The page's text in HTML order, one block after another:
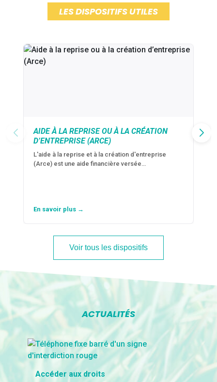
LES DISPOSITIFS UTILES
AIDE À LA REPRISE OU À LA CRÉATION
D’ENTREPRISE (ARCE)
L'aide à la reprise et à la création d'entreprise
(Arce) est une aide financière versée…
En savoir plus →
Voir tous les dispositifs
ACTUALITÉS
Accéder aux droits